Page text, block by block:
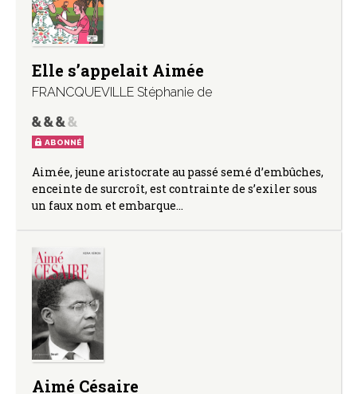
Elle s’appelait Aimée
FRANCQUEVILLE Stéphanie de
ABONNÉ
Aimée, jeune aristocrate au passé semé d’embûches,
enceinte de surcroît, est contrainte de s’exiler sous
un faux nom et embarque…
Aimé Césaire